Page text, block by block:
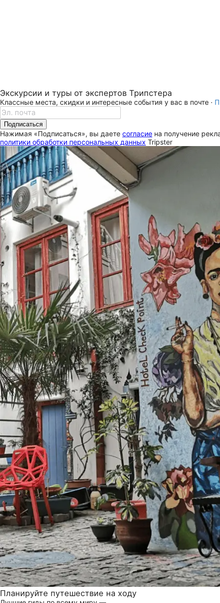
Экскурсии и туры от экспертов Трипстера
Классные места, скидки и интересные события у вас в почте ·
Подписаться
Нажимая «Подписаться», вы даете согласие на получение
политики обработки персональных данных Tripster
Планируйте путешествие на ходу